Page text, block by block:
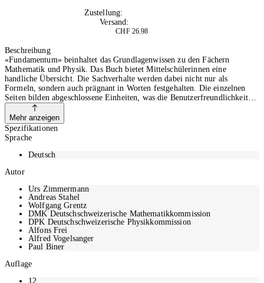
Zustellung:
Versand:
CHF 26.98
Beschreibung
«Fundamentum» beinhaltet das Grundlagenwissen zu den Fächern
Mathematik und Physik. Das Buch bietet Mittelschülerinnen eine
handliche Übersicht. Die Sachverhalte werden dabei nicht nur als
Formeln, sondern auch prägnant in Worten festgehalten. Die einzelnen
Seiten bilden abgeschlossene Einheiten, was die Benutzerfreundlichkeit
zusätzlich erhöht. Die farbige Hinterlegung der Fakten ermöglicht eine
rasche Orientierung. Mithilfe von Querverweisen lassen sich
Zusammenhänge und Verbindungen innerhalb der Naturwissenschaften
erschliessen. Ein ausführliches Stichwortverzeichnis ermöglicht ein
schnelles Finden des Gesuchten.
Mehr anzeigen
Spezifikationen
Sprache
Deutsch
Autor
Urs Zimmermann
Andreas Stahel
Wolfgang Grentz
DMK Deutschschweizerische Mathematikkommission
DPK Deutschschweizerische Physikkommission
Alfons Frei
Alfred Vogelsanger
Paul Biner
Auflage
12